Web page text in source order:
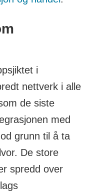
i
nettverk i alle
de siste
med
grunn til å ta
De store
spredd over